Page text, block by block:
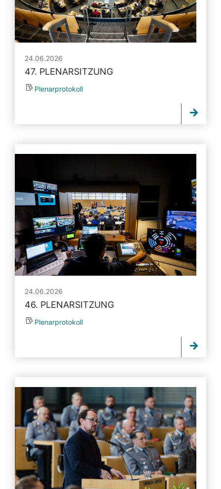
24.06.2026
47. PLENARSITZUNG
Plenarprotokoll
24.06.2026
46. PLENARSITZUNG
Plenarprotokoll